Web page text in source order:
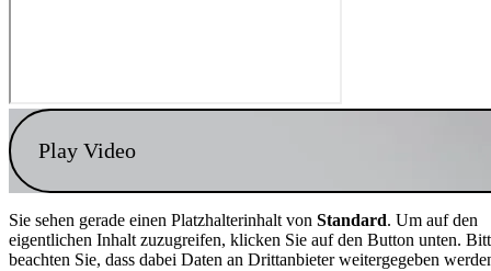
Play Video
Sie sehen gerade einen Platzhalterinhalt von Standard. Um auf den
eigentlichen Inhalt zuzugreifen, klicken Sie auf den Button unten.
beachten Sie, dass dabei Daten an Drittanbieter weitergegeben